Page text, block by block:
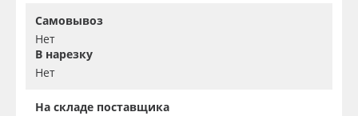
Самовывоз
Нет
В нарезку
Нет
На складе поставщика